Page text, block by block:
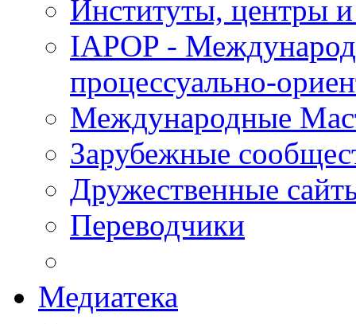
Институты, центры
IAPOP -
процессуально-
Международные
Зарубежные
Дружественные
Переводчики
Медиатека